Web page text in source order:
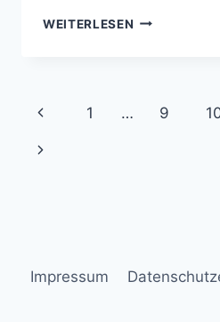
WEITERLESEN LET
Vorherige
Seite
1 … 9
Nächste
Impressum